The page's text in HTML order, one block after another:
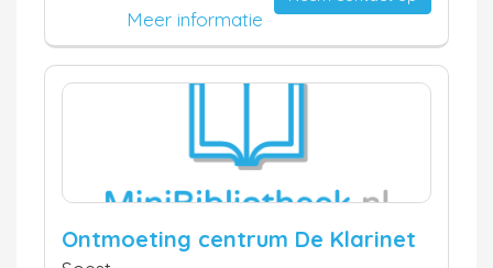
Meer informatie
Ontmoeting centrum De Klarinet